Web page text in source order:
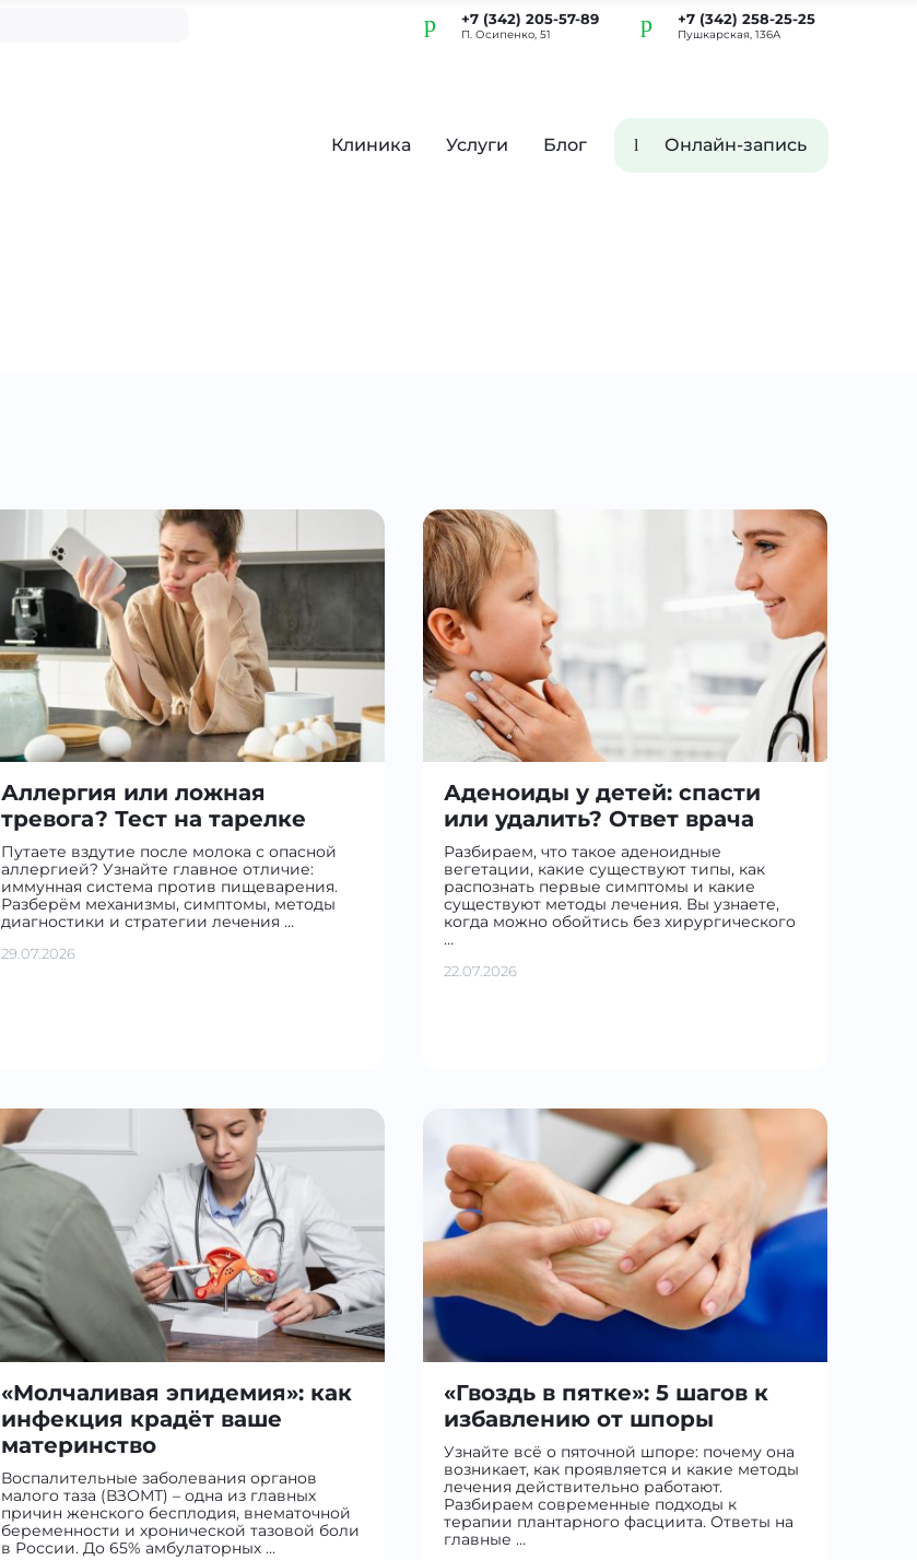
+7 (342) 205-57-89
П. Осипенко, 51
+7 (342) 258-25-25
Пушкарская, 136А
Клиника Услуги Блог Онлайн-запись
Аллергия или ложная
тревога? Тест на тарелке
Путаете вздутие после молока с опасной
аллергией? Узнайте главное отличие:
иммунная система против пищеварения.
Разберём механизмы, симптомы, методы
диагностики и стратегии лечения …
29.07.2026
«Молчаливая эпидемия»: как
инфекция крадёт ваше
материнство
Воспалительные заболевания органов
малого таза (ВЗОМТ) – одна из главных
причин женского бесплодия, внематочной
беременности и хронической тазовой боли
в России. До 65% амбулаторных …
Аденоиды у детей: спасти
или удалить? Ответ врача
Разбираем, что такое аденоидные
вегетации, какие существуют типы, как
распознать первые симптомы и какие
существуют методы лечения. Вы узнаете,
когда можно обойтись без хирургического
…
22.07.2026
«Гвоздь в пятке»: 5 шагов к
избавлению от шпоры
Узнайте всё о пяточной шпоре: почему она
возникает, как проявляется и какие методы
лечения действительно работают.
Разбираем современные подходы к
терапии плантарного фасциита. Ответы на
главные …